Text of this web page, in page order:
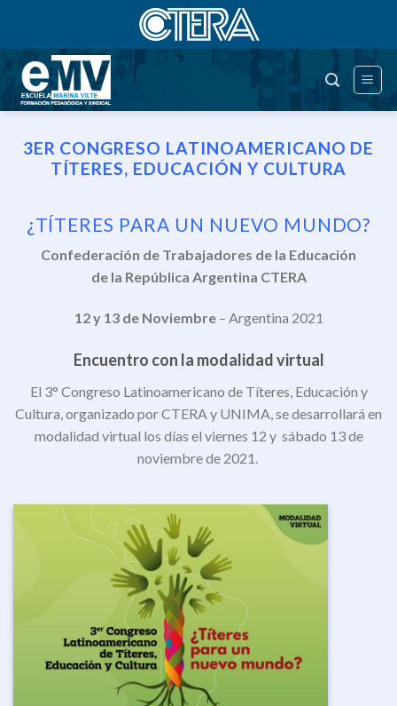
contenido
3ER CONGRESO LATINOAMERICANO DE
TÍTERES, EDUCACIÓN Y CULTURA
¿TÍTERES PARA UN NUEVO MUNDO?
Confederación de Trabajadores de la Educación
de la República Argentina CTERA
12 y 13 de Noviembre – Argentina 2021
Encuentro con la modalidad virtual
El 3° Congreso Latinoamericano de Títeres, Educación y
Cultura, organizado por CTERA y UNIMA, se desarrollará en
modalidad virtual los días el viernes 12 y sábado 13 de
noviembre de 2021.